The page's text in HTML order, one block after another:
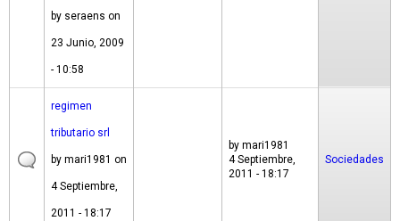
by seraens on
23 Junio, 2009
- 10:58
regimen
tributario srl
by mari1981 on
4 Septiembre,
2011 - 18:17
by mari1981
4 Septiembre,
2011 - 18:17
Sociedades